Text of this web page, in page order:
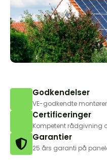
Godkendelser
VE-godkendte
Certificeringer
Kompetent rådgivning
Garantier
25 års garanti på